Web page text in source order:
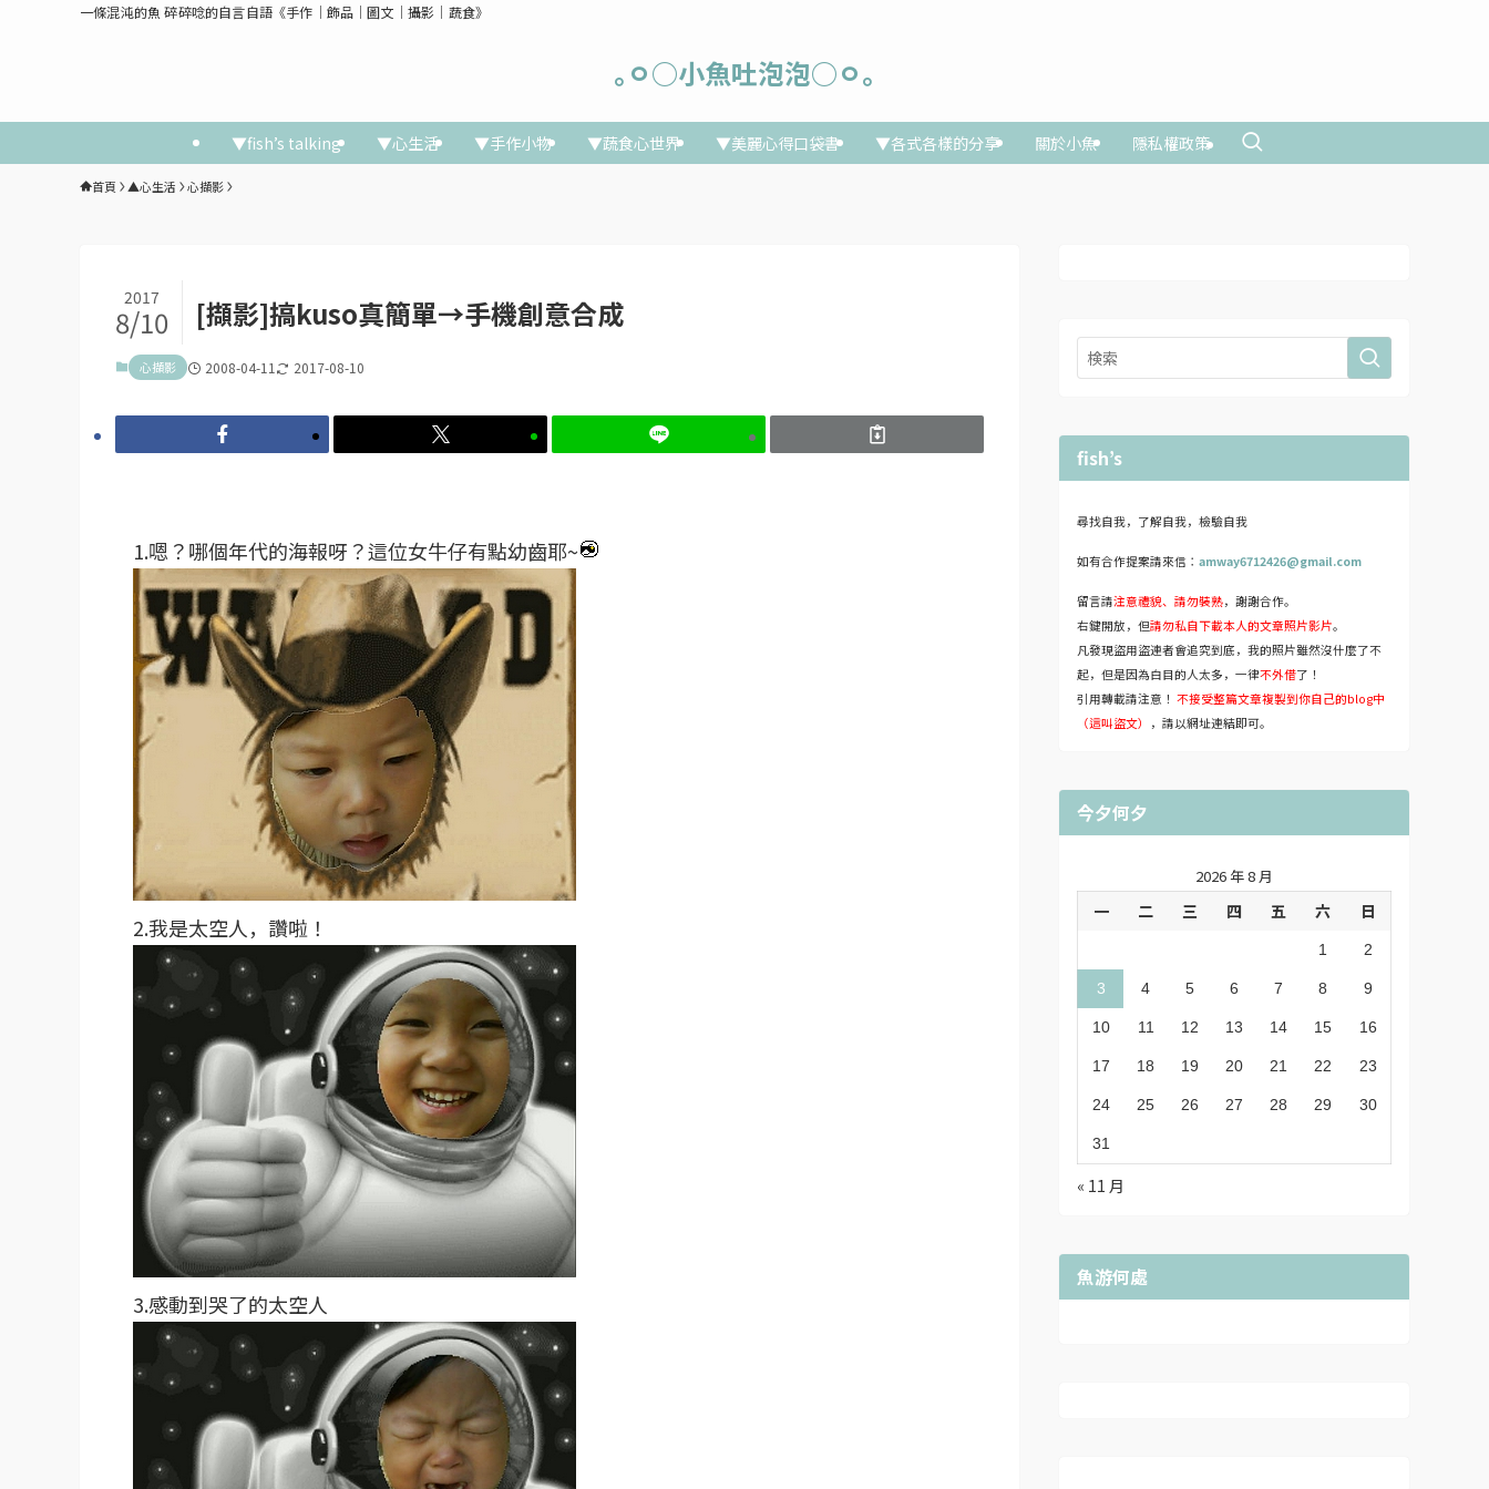
一條混沌的魚 碎碎唸的自言自語《手作│飾品│圖文│攝影│蔬食》
｡ㅇ○小魚吐泡泡○ㅇ｡
▼fish’s talking ▼心生活 ▼手作小物 ▼蔬食心世界 ▼美麗心得口袋書 ▼各式各樣的分享 關於小魚 隱私權政策
首頁 ▲心生活 心擷影
[擷影]搞kuso真簡單→手機創意合成
2017
8/10
心擷影 2008-04-11 2017-08-10
1.嗯？哪個年代的海報呀？這位女牛仔有點幼齒耶~
2.我是太空人，讚啦！
3.感動到哭了的太空人
fish’s
尋找自我，了解自我，檢驗自我
如有合作提案請來信： amway6712426@gmail.com
留言請注意禮貌、請勿裝熟，謝謝合作。
右鍵開放，但請勿私自下載本人的文章照片影片。
凡發現盜用盜連者會追究到底，我的照片雖然沒什麼了不
起，但是因為白目的人太多，一律不外借了！
引用轉載請注意！ 不接受整篇文章複製到你自己的blog中
（這叫盜文）
，請以網址連結即可。
今夕何夕
2026 年 8 月
一 二 三 四 五 六 日
1 2
3 4 5 6 7 8 9
10 11 12 13 14 15 16
17 18 19 20 21 22 23
24 25 26 27 28 29 30
31
« 11 月
魚游何處